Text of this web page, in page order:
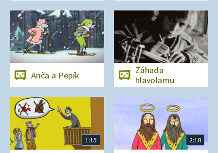
Anča a Pepík
Záhada
hlavolamu
1:15 2:10